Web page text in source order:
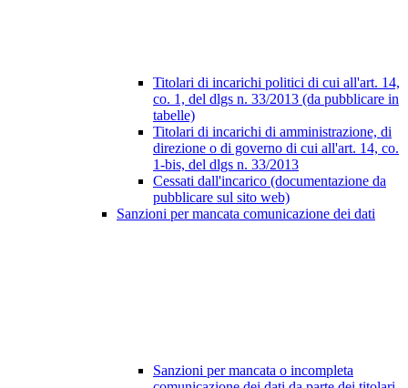
Titolari di incarichi politici di cui all'art. 14,
co. 1, del dlgs n. 33/2013 (da pubblicare in
tabelle)
Titolari di incarichi di amministrazione, di
direzione o di governo di cui all'art. 14, co.
1-bis, del dlgs n. 33/2013
Cessati dall'incarico (documentazione da
pubblicare sul sito web)
Sanzioni per mancata comunicazione dei dati
Sanzioni per mancata o incompleta